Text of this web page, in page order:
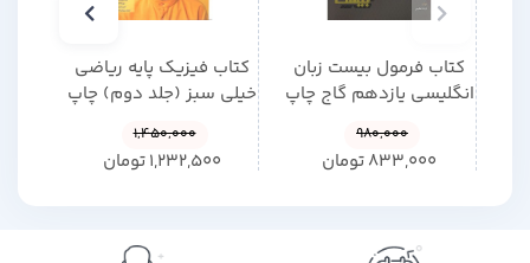
کتاب فرمول بیست زبان
انگلیسی یازدهم گاج چاپ
980,000
833,000تومان
کتاب فیزیک پایه ریاضی
خیلی سبز (جلد دوم) چاپ
1,450,000
1,232,500تومان